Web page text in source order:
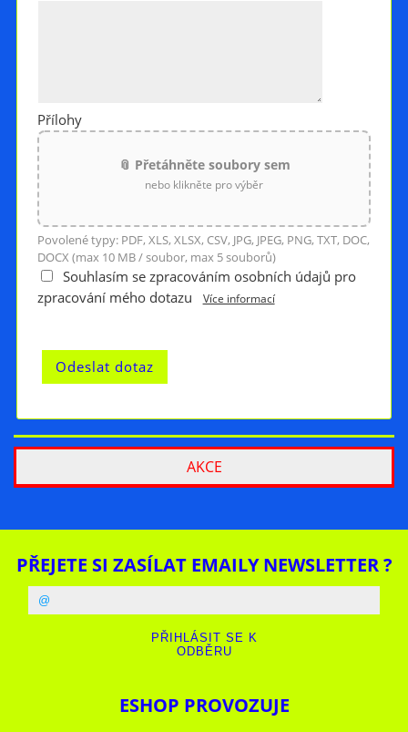
Přílohy
📎 Přetáhněte soubory sem
nebo klikněte pro výběr
Povolené typy: PDF, XLS, XLSX, CSV, JPG, JPEG, PNG, TXT, DOC,
DOCX (max 10 MB / soubor, max 5 souborů)
Souhlasím se zpracováním osobních údajů pro
zpracování mého dotazu
Více informací
AKCE
PŘEJETE SI ZASÍLAT EMAILY NEWSLETTER ?
ESHOP PROVOZUJE